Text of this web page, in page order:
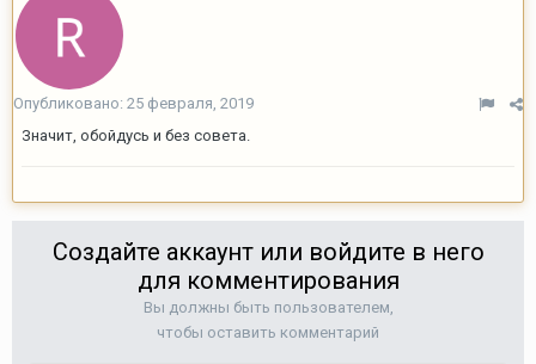
Опубликовано: 25 февраля, 2019
Значит, обойдусь и без совета.
Создайте аккаунт или войдите в него
для комментирования
Вы должны быть пользователем,
чтобы оставить комментарий